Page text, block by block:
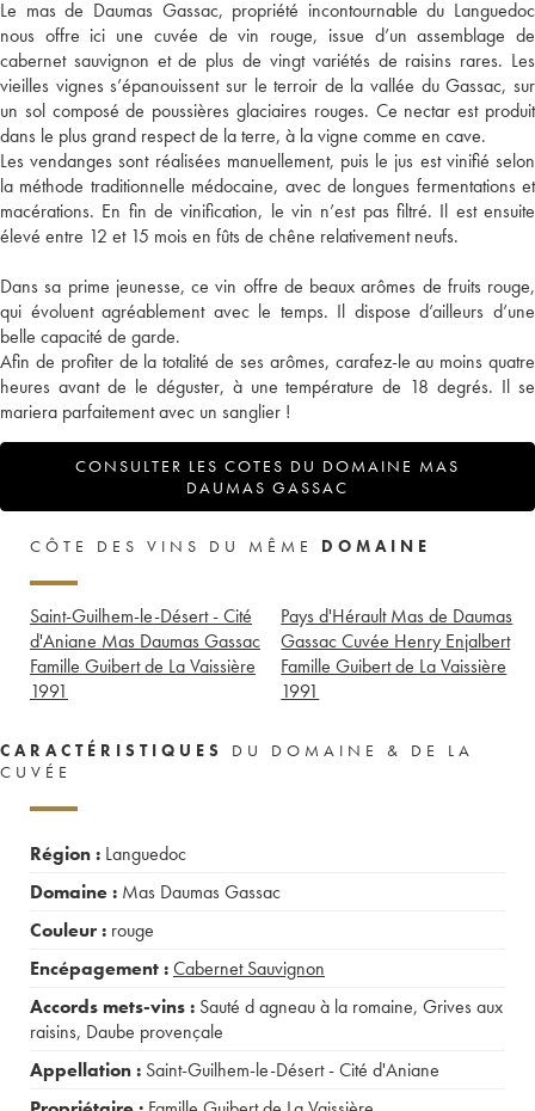
Le mas de Daumas Gassac, propriété incontournable du Languedoc
nous offre ici une cuvée de vin rouge, issue d’un assemblage de
cabernet sauvignon et de plus de vingt variétés de raisins rares. Les
vieilles vignes s’épanouissent sur le terroir de la vallée du Gassac, sur
un sol composé de poussières glaciaires rouges. Ce nectar est produit
dans le plus grand respect de la terre, à la vigne comme en cave.
Les vendanges sont réalisées manuellement, puis le jus est vinifié selon
la méthode traditionnelle médocaine, avec de longues fermentations et
macérations. En fin de vinification, le vin n’est pas filtré. Il est ensuite
élevé entre 12 et 15 mois en fûts de chêne relativement neufs.
Dans sa prime jeunesse, ce vin offre de beaux arômes de fruits rouge,
qui évoluent agréablement avec le temps. Il dispose d’ailleurs d’une
belle capacité de garde.
Afin de profiter de la totalité de ses arômes, carafez-le au moins quatre
heures avant de le déguster, à une température de 18 degrés. Il se
mariera parfaitement avec un sanglier !
CONSULTER LES COTES DU DOMAINE MAS
DAUMAS GASSAC
CÔTE DES VINS DU MÊME DOMAINE
Saint-Guilhem-le-Désert - Cité
d'Aniane Mas Daumas Gassac
Famille Guibert de La Vaissière
1991
Pays d'Hérault Mas de Daumas
Gassac Cuvée Henry Enjalbert
Famille Guibert de La Vaissière
1991
CARACTÉRISTIQUES
DU DOMAINE & DE LA
CUVÉE
Région : Languedoc
Domaine : Mas Daumas Gassac
Couleur : rouge
Encépagement :Cabernet Sauvignon
Accords mets-vins : Sauté d agneau à la romaine, Grives aux
raisins, Daube provençale
Appellation : Saint-Guilhem-le-Désert - Cité d'Aniane